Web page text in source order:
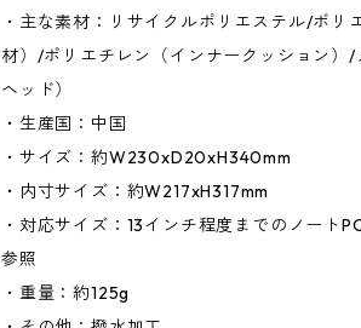
・主な素材：リサイクルポリエステル/ポリ
材）/ポリエチレン（インナークッション）/
ヘッド）
・生産国：中国
・サイズ：約W230xD20xH340mm
・内寸サイズ：約W217xH317mm
・対応サイズ：13インチ程度までのノート
参照
・重量：約125g